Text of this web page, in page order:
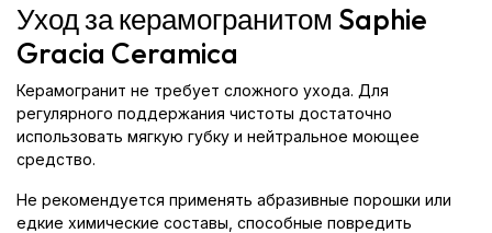
Уход за керамогранитом Saphie
Gracia Ceramica
Керамогранит не требует сложного ухода. Для
регулярного поддержания чистоты достаточно
использовать мягкую губку и нейтральное моющее
средство.
Не рекомендуется применять абразивные порошки или
едкие химические составы, способные повредить